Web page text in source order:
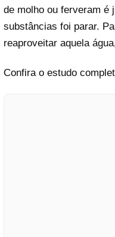
de molho ou ferveram é
substâncias foi parar.
reaproveitar aquela
Confira o estudo